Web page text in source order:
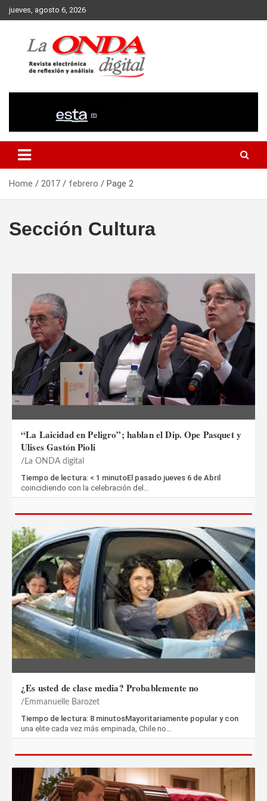
Skip
to
jueves, agosto 6, 2026
Home 2017 febrero Page 2
“La Laicidad en Peligro”; hablan el Dip. Ope Pasquet y
Ulises Gastón Pioli
La ONDA digital
Tiempo de lectura: < 1 minutoEl pasado jueves 6 de Abril
coincidiendo con la celebración del…
¿Es usted de clase media? Probablemente no
Emmanuelle Barozet
Tiempo de lectura: 8 minutosMayoritariamente popular y con
una elite cada vez más empinada, Chile no…